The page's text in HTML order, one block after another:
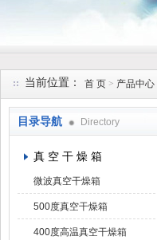
当前位置： 首 页 > 产品中心
目录导航 Directory
真 空 干 燥 箱
微波真空干燥箱
500度真空干燥箱
400度高温真空干燥箱